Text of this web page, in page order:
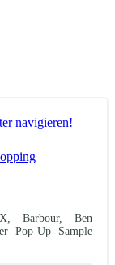
navigieren!
Barbour, Ben
Pop-Up Sample